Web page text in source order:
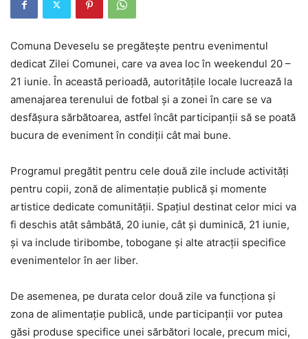
Comuna Deveselu se pregătește pentru evenimentul
dedicat Zilei Comunei, care va avea loc în weekendul 20 –
21 iunie. În această perioadă, autoritățile locale lucrează la
amenajarea terenului de fotbal și a zonei în care se va
desfășura sărbătoarea, astfel încât participanții să se poată
bucura de eveniment în condiții cât mai bune.
Programul pregătit pentru cele două zile include activități
pentru copii, zonă de alimentație publică și momente
artistice dedicate comunității. Spațiul destinat celor mici va
fi deschis atât sâmbătă, 20 iunie, cât și duminică, 21 iunie,
și va include tiribombe, tobogane și alte atracții specifice
evenimentelor în aer liber.
De asemenea, pe durata celor două zile va funcționa și
zona de alimentație publică, unde participanții vor putea
găsi produse specifice unei sărbători locale, precum mici,